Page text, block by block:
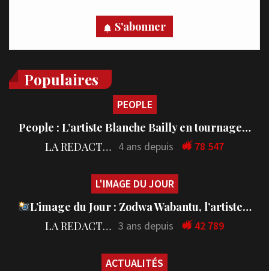
S'abonner
Populaires
PEOPLE
People : L’artiste Blanche Bailly en tournage…
LA REDACTION 4 ans depuis 78 547
L'IMAGE DU JOUR
L’image du Jour : Zodwa Wabantu, l’artiste…
LA REDACTION 3 ans depuis 42 789
ACTUALITÉS